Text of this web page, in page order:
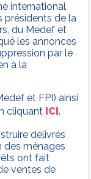
international
présidents de la
du Medef et
les annonces
par le
à la
et FPI) ainsi
cliquant ICI .
délivrés
des ménages
ont fait
ventes de